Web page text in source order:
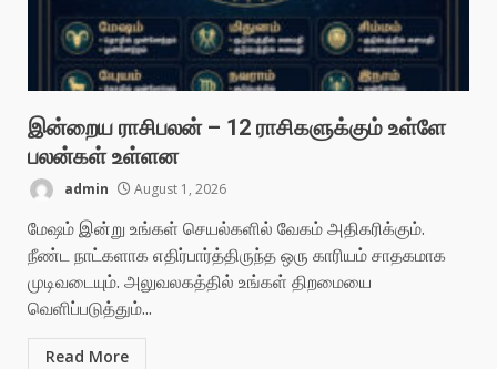
இன்றைய ராசிபலன் – 12 ராசிகளுக்கும் உள்ளே
பலன்கள் உள்ளன
admin August 1, 2026
மேஷம் இன்று உங்கள் செயல்களில் வேகம் அதிகரிக்கும்.
நீண்ட நாட்களாக எதிர்பார்த்திருந்த ஒரு காரியம் சாதகமாக
முடிவடையும். அலுவலகத்தில் உங்கள் திறமையை
வெளிப்படுத்தும்...
Read More